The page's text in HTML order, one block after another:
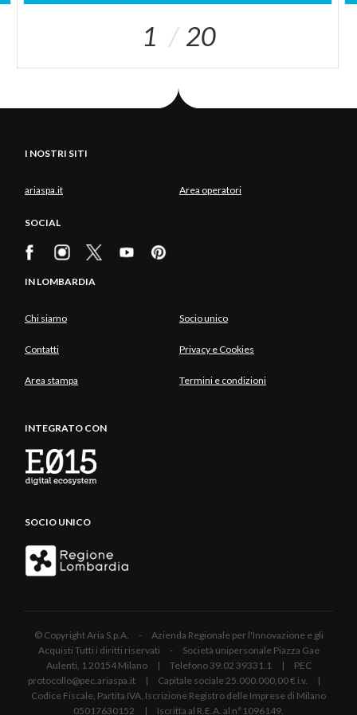
1 20
I NOSTRI SITI
ariaspa.it Area operatori
SOCIAL
IN LOMBARDIA
Chi siamo Socio unico
Contatti Privacy e Cookies
Area stampa Termini e condizioni
INTEGRATO CON
SOCIO UNICO
© Copyright Aria S.p.A. - Azienda Regionale per l'Innovazione e gli
Acquisti Tutti i diritti riservati - Società unipersonale Piazza Gae
Aulenti, 1 20154 Milano | Telefono 39.02 39331.1 | PEC
protocollo@pec.ariaspa.it | Capitale sociale 25.000.000,00 € i.v. |
Codice Fiscale, Partita IVA, Iscrizione Registro delle Imprese di Milano
05017630152 | Iscritta al R.E.A. al n°1096149.